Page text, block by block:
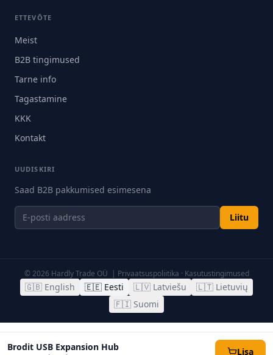
ETTEVÕTE
Meist
B2B tingimused
Tarne info
Tagastamine
KKK
Kontakt
UUDISKIRI
Saad B2B pakkumised esimesena
Liitu
©2026 Hardly Trade OÜ | Privaatsuspoliitika · Kasutustingimused
🇬🇧 English 🇪🇪 Eesti 🇱🇻 Latviešu 🇱🇹 Lietuvių
🇫🇮 Suomi
Brodit USB Expansion Hub Lisa